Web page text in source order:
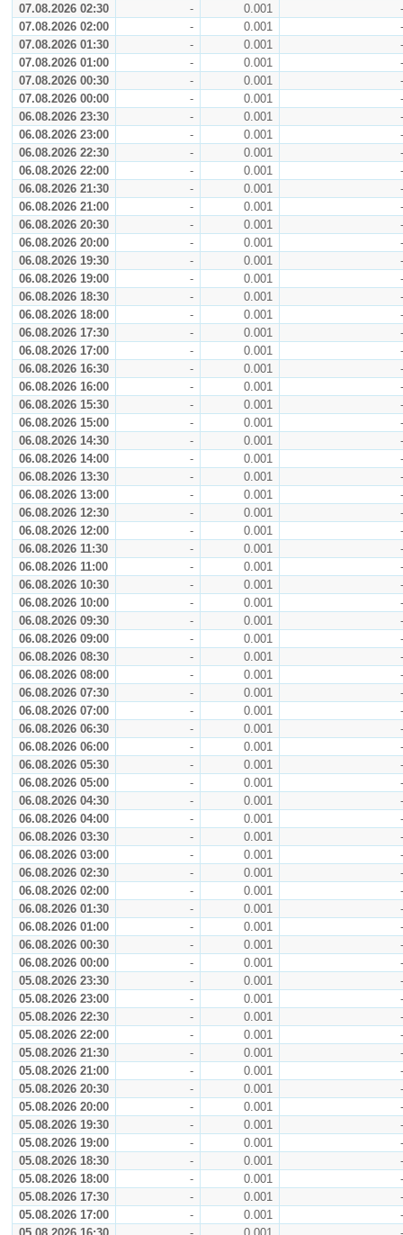
07.08.2026 02:30
- 0.001
-
07.08.2026 02:00
- 0.001
-
07.08.2026 01:30
- 0.001
-
07.08.2026 01:00
- 0.001
-
07.08.2026 00:30
- 0.001
-
07.08.2026 00:00
- 0.001
-
06.08.2026 23:30
- 0.001
-
06.08.2026 23:00
- 0.001
-
06.08.2026 22:30
- 0.001
-
06.08.2026 22:00
- 0.001
-
06.08.2026 21:30
- 0.001
-
06.08.2026 21:00
- 0.001
-
06.08.2026 20:30
- 0.001
-
06.08.2026 20:00
- 0.001
-
06.08.2026 19:30
- 0.001
-
06.08.2026 19:00
- 0.001
-
06.08.2026 18:30
- 0.001
-
06.08.2026 18:00
- 0.001
-
06.08.2026 17:30
- 0.001
-
06.08.2026 17:00
- 0.001
-
06.08.2026 16:30
- 0.001
-
06.08.2026 16:00
- 0.001
-
06.08.2026 15:30
- 0.001
-
06.08.2026 15:00
- 0.001
-
06.08.2026 14:30
- 0.001
-
06.08.2026 14:00
- 0.001
-
06.08.2026 13:30
- 0.001
-
06.08.2026 13:00
- 0.001
-
06.08.2026 12:30
- 0.001
-
06.08.2026 12:00
- 0.001
-
06.08.2026 11:30
- 0.001
-
06.08.2026 11:00
- 0.001
-
06.08.2026 10:30
- 0.001
-
06.08.2026 10:00
- 0.001
-
06.08.2026 09:30
- 0.001
-
06.08.2026 09:00
- 0.001
-
06.08.2026 08:30
- 0.001
-
06.08.2026 08:00
- 0.001
-
06.08.2026 07:30
- 0.001
-
06.08.2026 07:00
- 0.001
-
06.08.2026 06:30
- 0.001
-
06.08.2026 06:00
- 0.001
-
06.08.2026 05:30
- 0.001
-
06.08.2026 05:00
- 0.001
-
06.08.2026 04:30
- 0.001
-
06.08.2026 04:00
- 0.001
-
06.08.2026 03:30
- 0.001
-
06.08.2026 03:00
- 0.001
-
06.08.2026 02:30
- 0.001
-
06.08.2026 02:00
- 0.001
-
06.08.2026 01:30
- 0.001
-
06.08.2026 01:00
- 0.001
-
06.08.2026 00:30
- 0.001
-
06.08.2026 00:00
- 0.001
-
05.08.2026 23:30
- 0.001
-
05.08.2026 23:00
- 0.001
-
05.08.2026 22:30
- 0.001
-
05.08.2026 22:00
- 0.001
-
05.08.2026 21:30
- 0.001
-
05.08.2026 21:00
- 0.001
-
05.08.2026 20:30
- 0.001
-
05.08.2026 20:00
- 0.001
-
05.08.2026 19:30
- 0.001
-
05.08.2026 19:00
- 0.001
-
05.08.2026 18:30
- 0.001
-
05.08.2026 18:00
- 0.001
-
05.08.2026 17:30
- 0.001
-
05.08.2026 17:00
- 0.001
-